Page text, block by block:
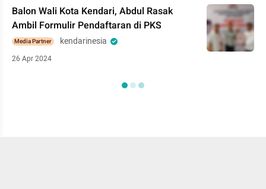
Balon Wali Kota Kendari, Abdul Rasak
Ambil Formulir Pendaftaran di PKS
Media Partner kendarinesia
26 Apr 2024